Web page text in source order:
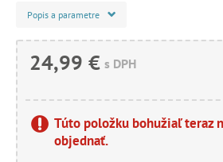
Popis a parametre
24,99 € s DPH
Túto položku bohužiaľ teraz
objednať.